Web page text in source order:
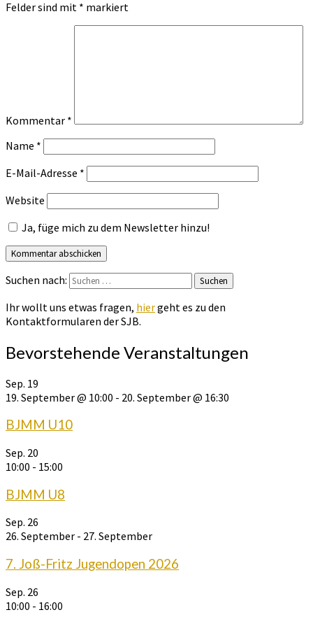
Felder sind mit * markiert
Kommentar *
Name *
E-Mail-Adresse *
Website
Ja, füge mich zu dem Newsletter hinzu!
Suchen nach: Suchen
Ihr wollt uns etwas fragen, hiergeht es zu den
Kontaktformularen der SJB.
Bevorstehende Veranstaltungen
Sep. 19
19. September @ 10:00 - 20. September @ 16:30
BJMM U10
Sep. 20
10:00 - 15:00
BJMM U8
Sep. 26
26. September - 27. September
7. Joß-Fritz Jugendopen 2026
Sep. 26
10:00 - 16:00